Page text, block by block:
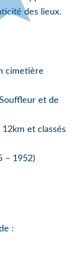
des lieux.
cimetière
et de
et classés
– 1952)
: